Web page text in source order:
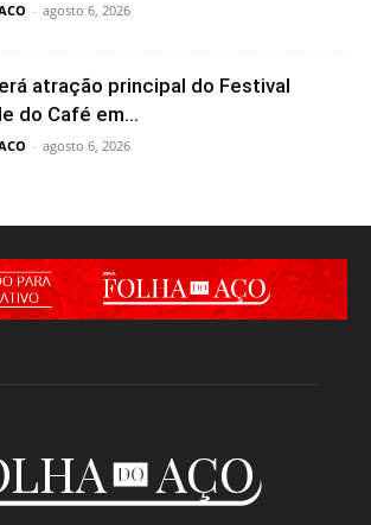
- agosto 6, 2026
atração principal do Festival
do Café em...
- agosto 6, 2026